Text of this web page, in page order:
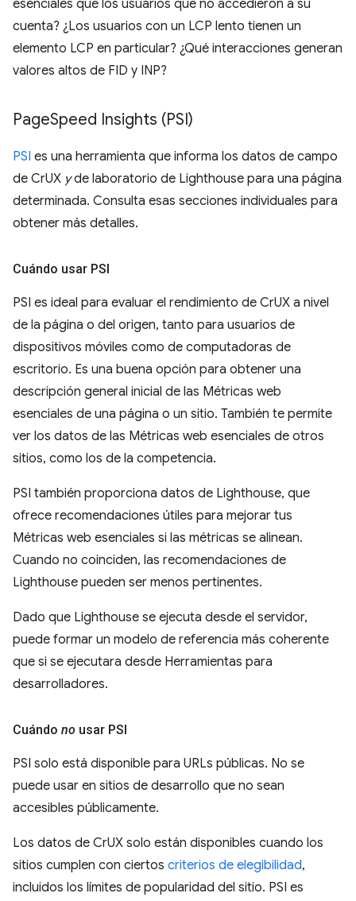
esenciales que los usuarios que no accedieron a su
cuenta? ¿Los usuarios con un LCP lento tienen un
elemento LCP en particular? ¿Qué interacciones generan
valores altos de FID y INP?
PageSpeed Insights (PSI)
PSI es una herramienta que informa los datos de campo
de CrUX yde laboratorio de Lighthouse para una página
determinada. Consulta esas secciones individuales para
obtener más detalles.
Cuándo usar PSI
PSI es ideal para evaluar el rendimiento de CrUX a nivel
de la página o del origen, tanto para usuarios de
dispositivos móviles como de computadoras de
escritorio. Es una buena opción para obtener una
descripción general inicial de las Métricas web
esenciales de una página o un sitio. También te permite
ver los datos de las Métricas web esenciales de otros
sitios, como los de la competencia.
PSI también proporciona datos de Lighthouse, que
ofrece recomendaciones útiles para mejorar tus
Métricas web esenciales si las métricas se alinean.
Cuando no coinciden, las recomendaciones de
Lighthouse pueden ser menos pertinentes.
Dado que Lighthouse se ejecuta desde el servidor,
puede formar un modelo de referencia más coherente
que si se ejecutara desde Herramientas para
desarrolladores.
Cuándo no usar PSI
PSI solo está disponible para URLs públicas. No se
puede usar en sitios de desarrollo que no sean
accesibles públicamente.
Los datos de CrUX solo están disponibles cuando los
sitios cumplen con ciertos criterios de elegibilidad,
incluidos los límites de popularidad del sitio. PSI es